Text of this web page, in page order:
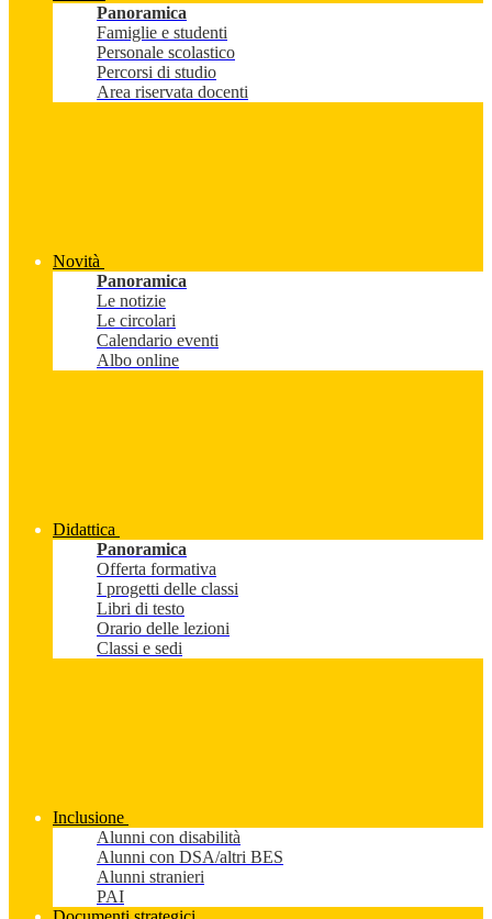
Panoramica
Famiglie e studenti
Personale scolastico
Percorsi di studio
Area riservata docenti
Novità
Panoramica
Le notizie
Le circolari
Calendario eventi
Albo online
Didattica
Panoramica
Offerta formativa
I progetti delle classi
Libri di testo
Orario delle lezioni
Classi e sedi
Inclusione
Alunni con disabilità
Alunni con DSA/altri BES
Alunni stranieri
PAI